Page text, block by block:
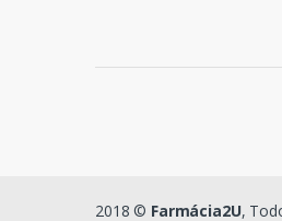
2018 © Farmácia2U,